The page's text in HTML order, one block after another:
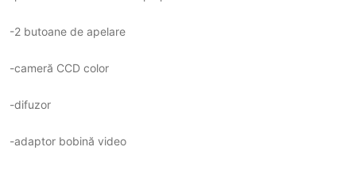
-2 butoane de apelare
-cameră CCD color
-difuzor
-adaptor bobină video